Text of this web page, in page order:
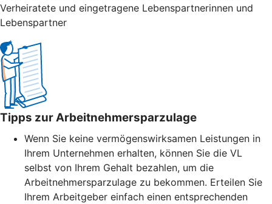
Verheiratete und eingetragene Lebenspartnerinnen und
Lebenspartner
Tipps zur Arbeitnehmersparzulage
Wenn Sie keine vermögenswirksamen Leistungen in
Ihrem Unternehmen erhalten, können Sie die VL
selbst von Ihrem Gehalt bezahlen, um die
Arbeitnehmersparzulage zu bekommen. Erteilen Sie
Ihrem Arbeitgeber einfach einen entsprechenden